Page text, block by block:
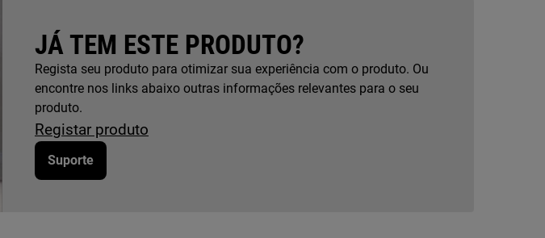
JÁ TEM ESTE PRODUTO?
Regista seu produto para otimizar sua experiência com o produto. Ou
encontre nos links abaixo outras informações relevantes para o seu
produto.
Registar produto
Suporte